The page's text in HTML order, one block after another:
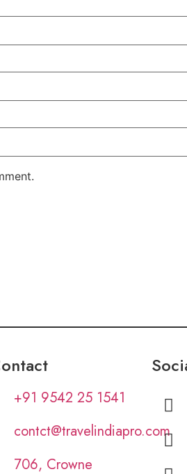
+91 9542 25 1541
contct@travelindiapro.com
706, Crowne